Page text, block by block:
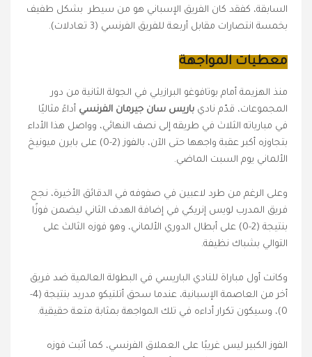
السابقة، كفقد كان الفريق الإسباني هو من سيطر بشكل طفيف
بخمسة انتصارات مقابل أربعة للفريق الفرنسي (3 تعادلات).
معطيات المواجهة
منذ الهزيمة أمام بوتافوغو البرازيلي في الجولة الثانية من دور
المجموعات، قدّم نادي باريس سان جيرمان الفرنسي أداءً مثاليًا
في مبارياته الثلاث في طريقه إلى نصف النهائي، وواصل هذا الأداء
بتجاوزه أكبر عقبة واجهها حتى الآن، بالفوز (2-0) على بايرن ميونيخ
الألماني يوم السبت الماضي.
وعلى الرغم من طرد لاعبين في صفوفه في الدقائق الأخيرة، نجح
فريق المدرب لويس إنريكي في إضافة الهدف الثاني ليضمن فوزًا
بنتيجة (2-0) على أبطال الدوري الألماني، وهو فوزه الثالث على
التوالي بشباك نظيفة.
وكانت أول مباراة للنادي الباريسي في البطولة العالمية ضد فريق
أخر من العاصمة الإسبانية، عندما سحق أتلتيكو مدريد بنتيجة (4-
0)، وسيكون تكرار أداءه في تلك المواجهة بمثابة متعة حقيقية.
الفوز الكبير ليس غريبًا على العملاق الفرنسي، كما أثبت فوزه